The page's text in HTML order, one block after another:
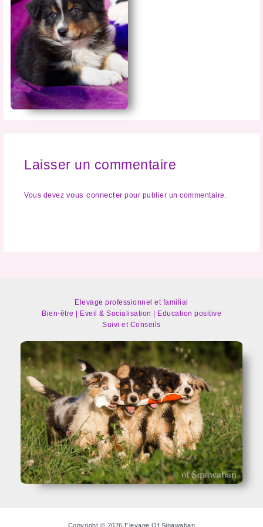
Laisser un commentaire
Vous devez vous connecterpour publier un commentaire.
Elevage professionnel et familial
Bien-être | Eveil & Socialisation | Education positive
Suivi et Conseils
Copyright © 2026 Elevage Of Sipawaban